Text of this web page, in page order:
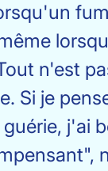
n'est
Si je
j'ai